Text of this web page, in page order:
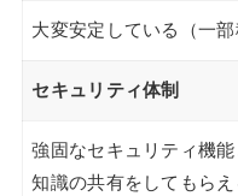
大変安定している（一部
セキュリティ体制
強固なセキュリティ機
知識の共有をしてもら